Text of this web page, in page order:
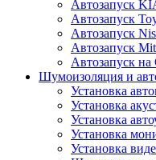
Автозапуск
Автозапуск
Автозапуск
Автозапуск
Автозапуск
Шумоизоляция и
Установка
Установка
Установка
Установка
Установка